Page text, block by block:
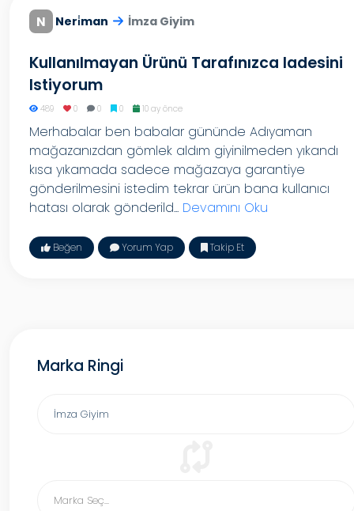
N Neri̇man İmza Giyim
Kullanılmayan Ürünü Tarafınızca Iadesini
Istiyorum
489 0 0 0 10 ay önce
Merhabalar ben babalar gününde Adıyaman
mağazanızdan gömlek aldım giyinilmeden yıkandı
kısa yıkamada sadece mağazaya garantiye
gönderilmesini istedim tekrar ürün bana kullanıcı
hatası olarak gönderild... Devamını Oku
Beğen Yorum Yap Takip Et
Marka Ringi